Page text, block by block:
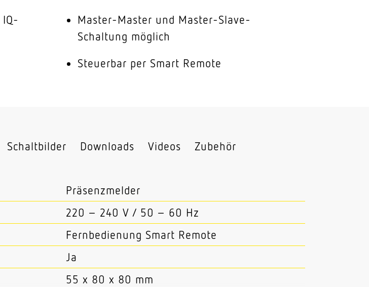
Master-Master und Master-Slave-
Schaltung möglich
Steuerbar per Smart Remote
Schaltbilder Downloads Videos Zubehör
Präsenzmelder
220 – 240 V / 50 – 60 Hz
Fernbedienung Smart Remote
Ja
55 x 80 x 80 mm